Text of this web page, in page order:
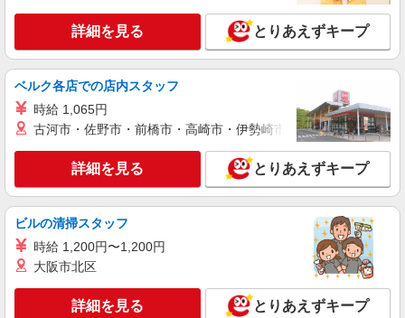
詳細を見る とりあえずキープ
ベルク各店での店内スタッフ
時給 1,065円
古河市・佐野市・前橋市・高崎市・伊勢崎市・太田市・館林市
詳細を見る とりあえずキープ
ビルの清掃スタッフ
時給 1,200円〜1,200円
大阪市北区
詳細を見る とりあえずキープ